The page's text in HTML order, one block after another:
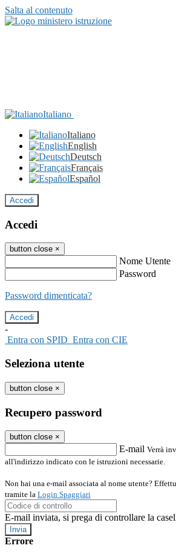
Salta al contenuto
Italiano
Italiano
English
Deutsch
Français
Español
Accedi
Accedi
button close ×
Nome Utente
Password
Password dimenticata?
-
Entra con SPID Entra con CIE
Seleziona utente
button close ×
Recupero password
button close ×
E-mail Verrà
all'indirizzo indicato con le istruzioni necessarie.
Non hai una e-mail associata al nome utente?
tramite la Login Spaggiari
E-mail inviata, si prega di controllare la
Errore